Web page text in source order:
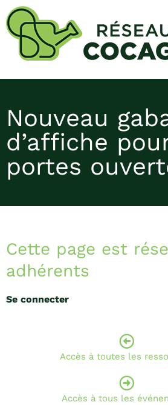
Nouveau
d’affiche
portes
Cette page est
adhérents
Se connecter
Accès à toutes les
Accès à tous les